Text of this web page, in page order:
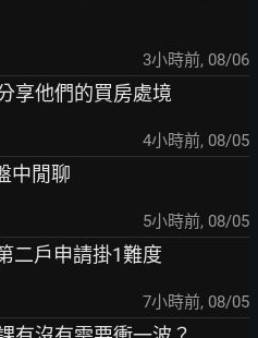
3小時前, 08/06
享他們的買房處境
4小時前, 08/05
中閒聊
5小時前, 08/05
二戶申請掛1難度
7小時前, 08/05